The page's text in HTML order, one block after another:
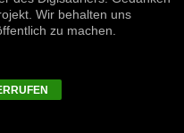
Wir behalten uns
zu machen.